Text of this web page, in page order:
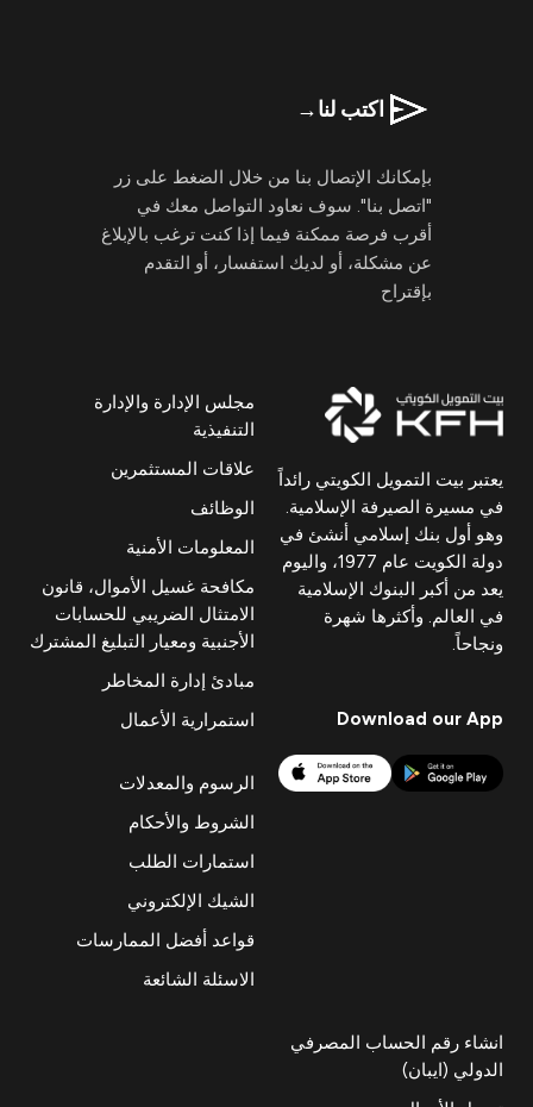
اكتب لنا→
بإمكانك الإتصال بنا من خلال الضغط على زر
"اتصل بنا". سوف نعاود التواصل معك في
أقرب فرصة ممكنة فيما إذا كنت ترغب بالإبلاغ
عن مشكلة، أو لديك استفسار، أو التقدم
بإقتراح
يعتبر بيت التمويل الكويتي رائداً
في مسيرة الصيرفة الإسلامية.
وهو أول بنك إسلامي أنشئ في
دولة الكويت عام 1977، واليوم
يعد من أكبر البنوك الإسلامية
في العالم. وأكثرها شهرة
ونجاحاً.
Download our App
مجلس الإدارة والإدارة
التنفيذية
علاقات المستثمرين
الوظائف
المعلومات الأمنية
مكافحة غسيل الأموال، قانون
الامتثال الضريبي للحسابات
الأجنبية ومعيار التبليغ المشترك
مبادئ إدارة المخاطر
استمرارية الأعمال
الرسوم والمعدلات
الشروط والأحكام
استمارات الطلب
الشيك الإلكتروني
قواعد أفضل الممارسات
الاسئلة الشائعة
انشاء رقم الحساب المصرفي
الدولي (ايبان)